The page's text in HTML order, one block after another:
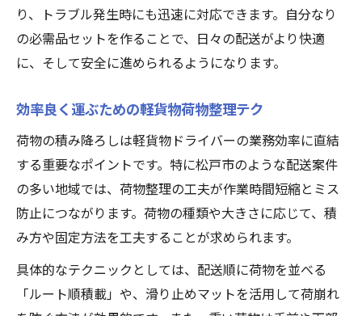
り、トラブル発生時にも迅速に対応できます。自分なり
の必需品セットを作ることで、日々の配送がより快適
に、そして安全に進められるようになります。
効率良く運ぶための軽貨物荷物整理テク
荷物の積み降ろしは軽貨物ドライバーの業務効率に直結
する重要なポイントです。特に松戸市のような配送案件
の多い地域では、荷物整理の工夫が作業時間短縮とミス
防止につながります。荷物の種類や大きさに応じて、積
み方や固定方法を工夫することが求められます。
具体的なテクニックとしては、配送順に荷物を並べる
「ルート順積載」や、滑り止めマットを活用して荷崩れ